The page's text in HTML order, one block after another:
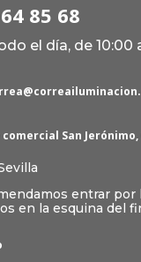
85 68
el día, de 10:00
San Jerónimo,
entrar por
en la esquina del